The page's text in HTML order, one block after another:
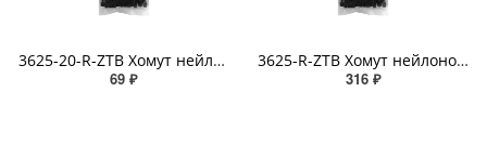
3625-20-R-ZTB Хомут нейлоновый морозостойкий (3,6 мм х 250 мм х 20 шт)
69 ₽
3625-R-ZTB Хомут нейлоновый морозостойкий черный (3,6мм х 250мм х 100шт) ABRO
316 ₽